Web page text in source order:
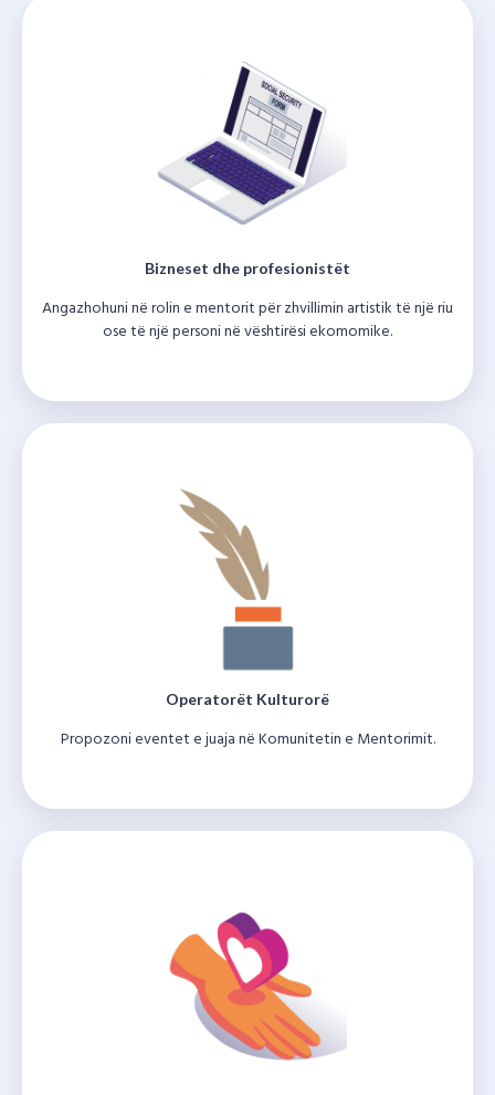
Bizneset dhe profesionistët
Angazhohuni në rolin e mentorit për zhvillimin artistik të një riu
ose të një personi në vështirësi ekomomike.
Operatorët Kulturorë
Propozoni eventet e juaja në Komunitetin e Mentorimit.